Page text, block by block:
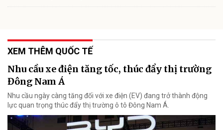
XEM THÊM QUỐC TẾ
Nhu cầu xe điện tăng tốc, thúc đẩy thị trường
Đông Nam Á
Nhu cầu ngày càng tăng đối với xe điện (EV) đang trở thành động
lực quan trọng thúc đẩy thị trường ô tô Đông Nam Á.